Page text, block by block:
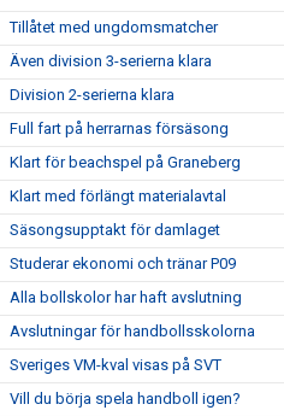
Tillåtet med ungdomsmatcher
Även division 3-serierna klara
Division 2-serierna klara
Full fart på herrarnas försäsong
Klart för beachspel på Graneberg
Klart med förlängt materialavtal
Säsongsupptakt för damlaget
Studerar ekonomi och tränar P09
Alla bollskolor har haft avslutning
Avslutningar för handbollsskolorna
Sveriges VM-kval visas på SVT
Vill du börja spela handboll igen?